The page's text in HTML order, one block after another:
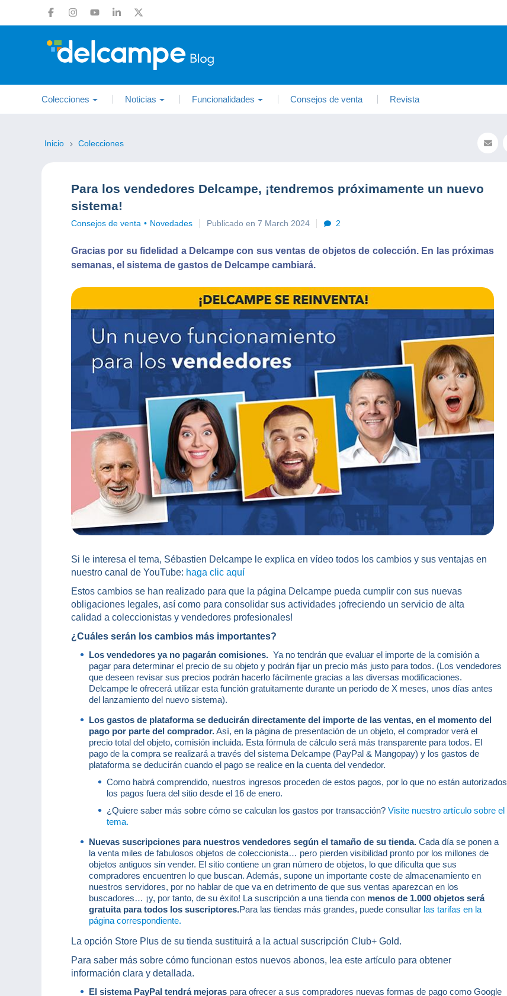
Colecciones Noticias Funcionalidades Consejos de venta Revista
Inicio Colecciones
Para los vendedores Delcampe, ¡tendremos próximamente un nuevo
sistema!
Consejos de venta Novedades Publicado en 7 March 2024 2
Gracias por su fidelidad a Delcampe con sus ventas de objetos de colección. En las próximas
semanas, el sistema de gastos de Delcampe cambiará.
Si le interesa el tema, Sébastien Delcampe le explica en vídeo todos los cambios y sus ventajas en
nuestro canal de YouTube: haga clic aquí
Estos cambios se han realizado para que la página Delcampe pueda cumplir con sus nuevas
obligaciones legales, así como para consolidar sus actividades ¡ofreciendo un servicio de alta
calidad a coleccionistas y vendedores profesionales!
¿Cuáles serán los cambios más importantes?
Los vendedores ya no pagarán comisiones. Ya no tendrán que evaluar el importe de la comisión a
pagar para determinar el precio de su objeto y podrán fijar un precio más justo para todos. (Los vendedores
que deseen revisar sus precios podrán hacerlo fácilmente gracias a las diversas modificaciones.
Delcampe le ofrecerá utilizar esta función gratuitamente durante un periodo de X meses, unos días antes
del lanzamiento del nuevo sistema).
Los gastos de plataforma se deducirán directamente del importe de las ventas, en el momento del
pago por parte del comprador.Así, en la página de presentación de un objeto, el comprador verá el
precio total del objeto, comisión incluida. Esta fórmula de cálculo será más transparente para todos. El
pago de la compra se realizará a través del sistema Delcampe (PayPal & Mangopay) y los gastos de
plataforma se deducirán cuando el pago se realice en la cuenta del vendedor.
Como habrá comprendido, nuestros ingresos proceden de estos pagos, por lo que no están autorizados
los pagos fuera del sitio desde el 16 de enero.
¿Quiere saber más sobre cómo se calculan los gastos por transacción? Visite nuestro artículo sobre el
tema.
Nuevas suscripciones para nuestros vendedores según el tamaño de su tienda. Cada día se ponen a
la venta miles de fabulosos objetos de coleccionista… pero pierden visibilidad pronto por los millones de
objetos antiguos sin vender. El sitio contiene un gran número de objetos, lo que dificulta que sus
compradores encuentren lo que buscan. Además, supone un importante coste de almacenamiento en
nuestros servidores, por no hablar de que va en detrimento de que sus ventas aparezcan en los
buscadores… ¡y, por tanto, de su éxito! La suscripción a una tienda con menos de 1.000 objetos será
gratuita para todos los suscriptores.Para las tiendas más grandes, puede consultar las tarifas en la
página correspondiente.
La opción Store Plus de su tienda sustituirá a la actual suscripción Club+ Gold.
Para saber más sobre cómo funcionan estos nuevos abonos, lea este artículo para obtener
información clara y detallada.
El sistema PayPal tendrá mejoras para ofrecer a sus compradores nuevas formas de pago como Google